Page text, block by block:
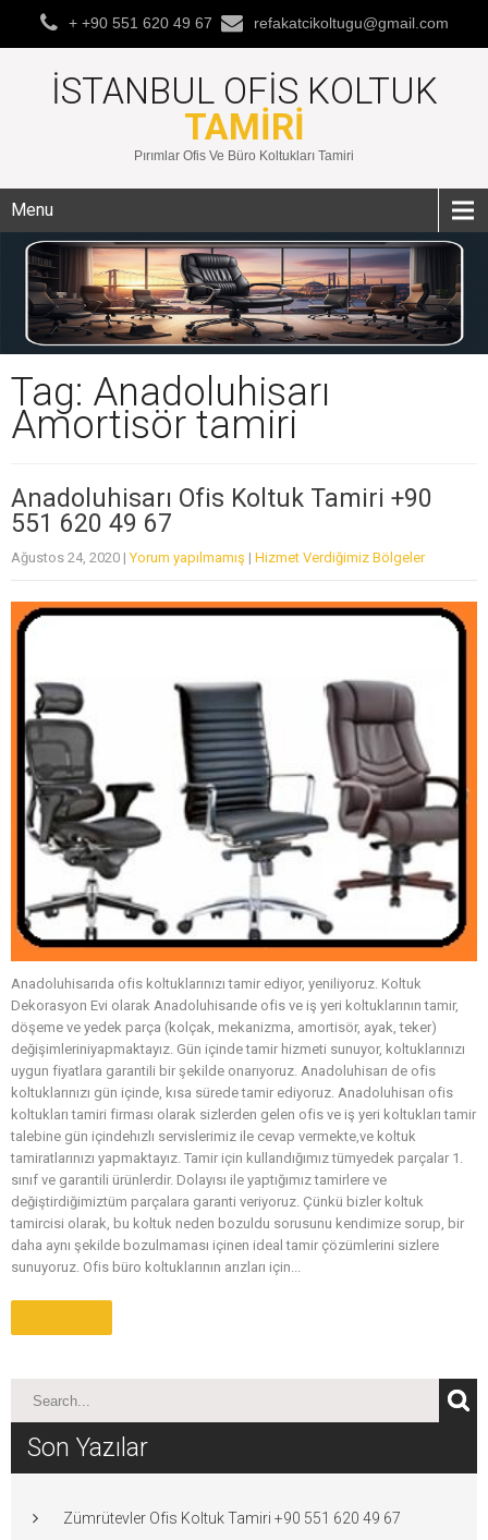
+ +90 551 620 49 67 refakatcikoltugu@gmail.com
İSTANBUL OFIS KOLTUK
TAMIRI
Pırımlar Ofis Ve Büro Koltukları Tamiri
Menu
Tag: Anadoluhisarı
Amortisör tamiri
Anadoluhisarı Ofis Koltuk Tamiri +90
551 620 49 67
Ağustos 24, 2020 |Yorum yapılmamış | Hizmet Verdiğimiz Bölgeler
Anadoluhisarıda ofis koltuklarınızı tamir ediyor, yeniliyoruz. Koltuk
Dekorasyon Evi olarak Anadoluhisarıde ofis ve iş yeri koltuklarının tamir,
döşeme ve yedek parça (kolçak, mekanizma, amortisör, ayak, teker)
değişimleriniyapmaktayız. Gün içinde tamir hizmeti sunuyor, koltuklarınızı
uygun fiyatlara garantili bir şekilde onarıyoruz. Anadoluhisarı de ofis
koltuklarınızı gün içinde, kısa sürede tamir ediyoruz. Anadoluhisarı ofis
koltukları tamiri firması olarak sizlerden gelen ofis ve iş yeri koltukları tamir
talebine gün içindehızlı servislerimiz ile cevap vermekte,ve koltuk
tamiratlarınızı yapmaktayız. Tamir için kullandığımız tümyedek parçalar 1.
sınıf ve garantili ürünlerdir. Dolayısı ile yaptığımız tamirlere ve
değiştirdiğimiztüm parçalara garanti veriyoruz. Çünkü bizler koltuk
tamircisi olarak, bu koltuk neden bozuldu sorusunu kendimize sorup, bir
daha aynı şekilde bozulmaması içinen ideal tamir çözümlerini sizlere
sunuyoruz. Ofis büro koltuklarının arızları için...
Son Yazılar
Zümrütevler Ofis Koltuk Tamiri +90 551 620 49 67